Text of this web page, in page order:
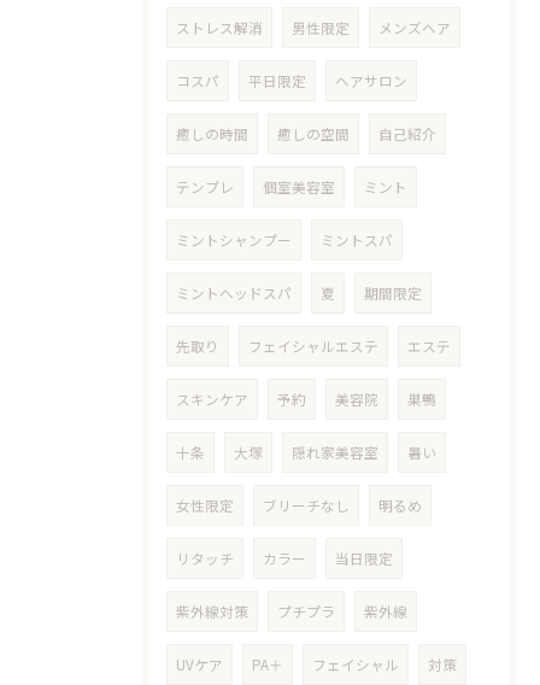
ストレス解消 男性限定 メンズヘア
コスパ 平日限定 ヘアサロン
癒しの時間 癒しの空間 自己紹介
テンプレ 個室美容室 ミント
ミントシャンプー ミントスパ
ミントヘッドスパ 夏 期間限定
先取り フェイシャルエステ エステ
スキンケア 予約 美容院 巣鴨
十条 大塚 隠れ家美容室 暑い
女性限定 ブリーチなし 明るめ
リタッチ カラー 当日限定
紫外線対策 プチプラ 紫外線
UVケア PA＋ フェイシャル 対策